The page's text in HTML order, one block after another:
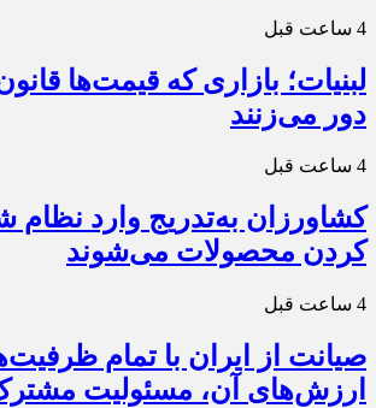
4 ساعت قبل
لبنیات؛ بازاری که قیمت‌ها
دور می‌زنند
4 ساعت قبل
کشاورزان به‌تدریج وارد نظام
کردن محصولات می‌شوند
4 ساعت قبل
صیانت از ایران با تمام
ارزش‌های آن، مسئولیت